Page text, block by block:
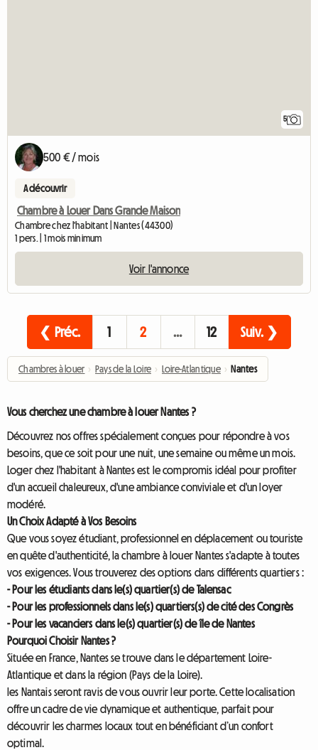
5
500 € / mois
A découvrir
Chambre à Louer Dans Grande Maison
Chambre chez l'habitant | Nantes (44300)
1 pers. | 1 mois minimum
Voir l'annonce
❮ Préc. 1 2 … 12 Suiv. ❯
Chambres à louer › Pays de la Loire › Loire-Atlantique › Nantes
Vous cherchez une chambre à louer Nantes ?
Découvrez nos offres spécialement conçues pour répondre à vos
besoins, que ce soit pour une nuit, une semaine ou même un mois.
Loger chez l'habitant à Nantes est le compromis idéal pour profiter
d'un accueil chaleureux, d'une ambiance conviviale et d'un loyer
modéré.
Un Choix Adapté à Vos Besoins
Que vous soyez étudiant, professionnel en déplacement ou touriste
en quête d'authenticité, la chambre à louer Nantes s'adapte à toutes
vos exigences. Vous trouverez des options dans différents quartiers :
- Pour les étudiants dans le(s) quartier(s) de Talensac
- Pour les professionnels dans le(s) quartiers(s) de cité des Congrès
- Pour les vacanciers dans le(s) quartier(s) de île de Nantes
Pourquoi Choisir Nantes ?
Située en France, Nantes se trouve dans le département Loire-
Atlantique et dans la région (Pays de la Loire).
les Nantais seront ravis de vous ouvrir leur porte. Cette localisation
offre un cadre de vie dynamique et authentique, parfait pour
découvrir les charmes locaux tout en bénéficiant d’un confort
optimal.